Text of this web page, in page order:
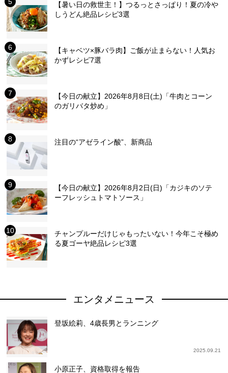
【暑い日の救世主！】つるっとさっぱり！夏の冷や
しうどん絶品レシピ3選
【キャベツ×豚バラ肉】ご飯が止まらない！人気お
かずレシピ7選
【今日の献立】2026年8月8日(土)「牛肉とコーン
のガリバタ炒め」
注目の“アゼライン酸”、新商品
【今日の献立】2026年8月2日(日)「カジキのソテ
ーフレッシュトマトソース」
チャンプルーだけじゃもったいない！今年こそ極め
る夏ゴーヤ絶品レシピ3選
エンタメニュース
登坂絵莉、4歳長男とランニング
2025.09.21
小原正子、資格取得を報告